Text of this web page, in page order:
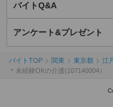
バイトQ&A
アンケート&プレゼント
バイトTOP 関東 東京都 江
＊未経験OKの介護(107140004）